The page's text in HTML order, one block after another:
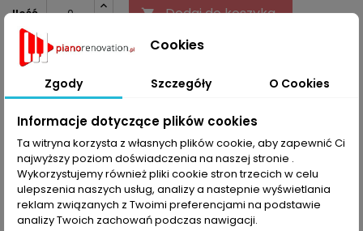
Ilość  Dodaj do koszyka
Ostatnie sztuki w magazynie
Udostępnij
OPIS SZCZEGÓŁY PRODUKTU
Typ 1 - romantyczny, brzmienie podobne do wiolonczeli.
Przeznaczone raczej do instrumentów wyprodukowanych w
latach od około 1840 do 1870.
Granica rozerwania struny leży pomiędzy 1200 do 1900 Newton
Cookies
Zgody Szczegóły O Cookies
Informacje dotyczące plików cookies
Ta witryna korzysta z własnych plików cookie, aby zapewnić Ci
najwyższy poziom doświadczenia na naszej stronie .
Wykorzystujemy również pliki cookie stron trzecich w celu
ulepszenia naszych usług, analizy a nastepnie wyświetlania
reklam związanych z Twoimi preferencjami na podstawie
analizy Twoich zachowań podczas nawigacji.